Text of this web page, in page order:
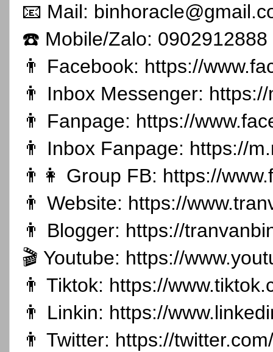
📧 Mail:
☎️ Mobile/Zalo: 0902912888
👨 Facebook: https://
👨 Inbox Messenger:
👨 Fanpage: https://
👨 Inbox Fanpage: https://
👨👩 Group FB: https://
👨 Website: https://
👨 Blogger: https://
🎬 Youtube: https://
👨 Tiktok: https://
👨 Linkin: https://
👨 Twitter: https://